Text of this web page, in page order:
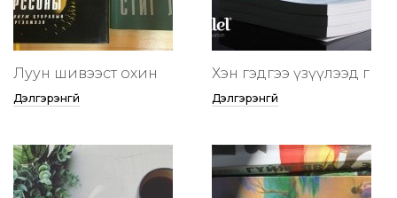
Луун шивээст охин
Дэлгэрэнгүй
Хэн гэдгээ үзүүлээд өг
Дэлгэрэнгүй